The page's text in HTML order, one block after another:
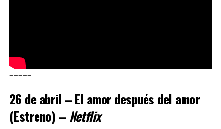
=====
26 de abril – El amor después del amor
(Estreno) – Netflix